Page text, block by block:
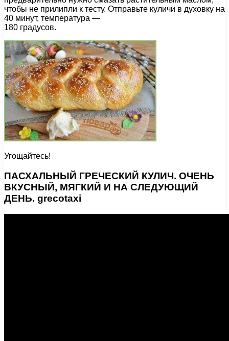
чтобы не прилипли к тесту. Отправьте куличи в духовку на
40 минут, температура —
180 градусов.
Угощайтесь!
ПАСХАЛЬНЫЙ ГРЕЧЕСКИЙ КУЛИЧ. ОЧЕНЬ
ВКУСНЫЙ, МЯГКИЙ И НА СЛЕДУЮЩИЙ
ДЕНЬ. grecotaxi